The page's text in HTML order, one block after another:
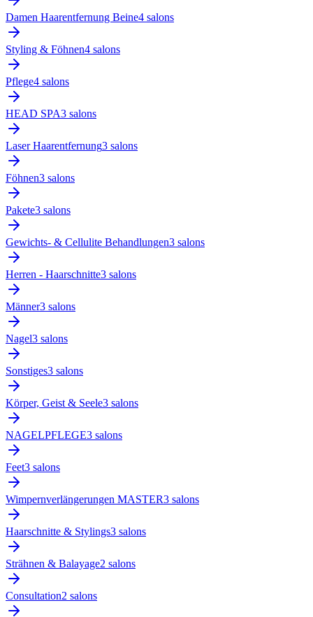
Damen Haarentfernung Beine4 salons
Styling & Föhnen4 salons
Pflege4 salons
HEAD SPA3 salons
Laser Haarentfernung3 salons
Föhnen3 salons
Pakete3 salons
Gewichts- & Cellulite Behandlungen3 salons
Herren - Haarschnitte3 salons
Männer3 salons
Nagel3 salons
Sonstiges3 salons
Körper, Geist & Seele3 salons
NAGELPFLEGE3 salons
Feet3 salons
Wimpernverlängerungen MASTER3 salons
Haarschnitte & Stylings3 salons
Strähnen & Balayage2 salons
Consultation2 salons